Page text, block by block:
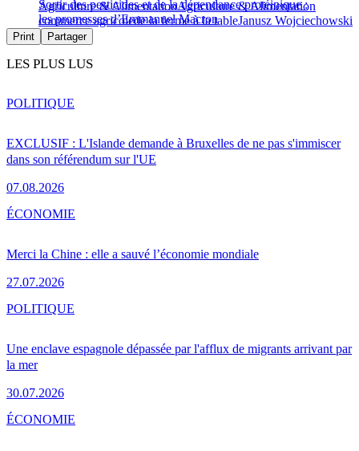
Sortir des pesticides et de la dépendance protéinique :
les promesses d’Emmanuel Macron
Agriculture & AlimentationAgriculture & Alimentation
commerce agricolede la ferme à la tableJanusz Wojciechowski
Print Partager
LES PLUS LUS
EXCLUSIF : L'Islande demande à Bruxelles de ne pas s'immiscer
dans son référendum sur l'UE
07.08.2026
POLITIQUE
Merci la Chine : elle a sauvé l’économie mondiale
27.07.2026
ÉCONOMIE
Une enclave espagnole dépassée par l'afflux de migrants arrivant par
la mer
30.07.2026
POLITIQUE
ÉCONOMIE